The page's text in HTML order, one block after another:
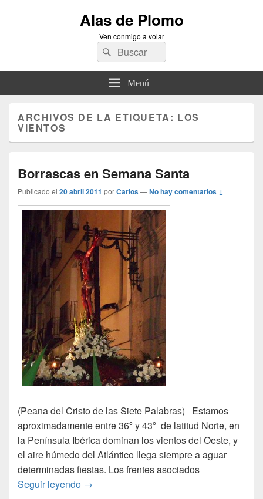
Alas de Plomo
Ven conmigo a volar
Buscar
por:
Buscar
Menú
ARCHIVOS DE LA ETIQUETA: LOS
VIENTOS
Borrascas en Semana Santa
Publicado el 20 abril 2011 porCarlos—No hay comentarios ↓
(Peana del Cristo de las Siete Palabras) Estamos
aproximadamente entre 36º y 43º de latitud Norte, en
la Península Ibérica dominan los vientos del Oeste, y
el aire húmedo del Atlántico llega siempre a aguar
determinadas fiestas. Los frentes asociados
Seguir leyendo Borrascas en Semana Santa
→